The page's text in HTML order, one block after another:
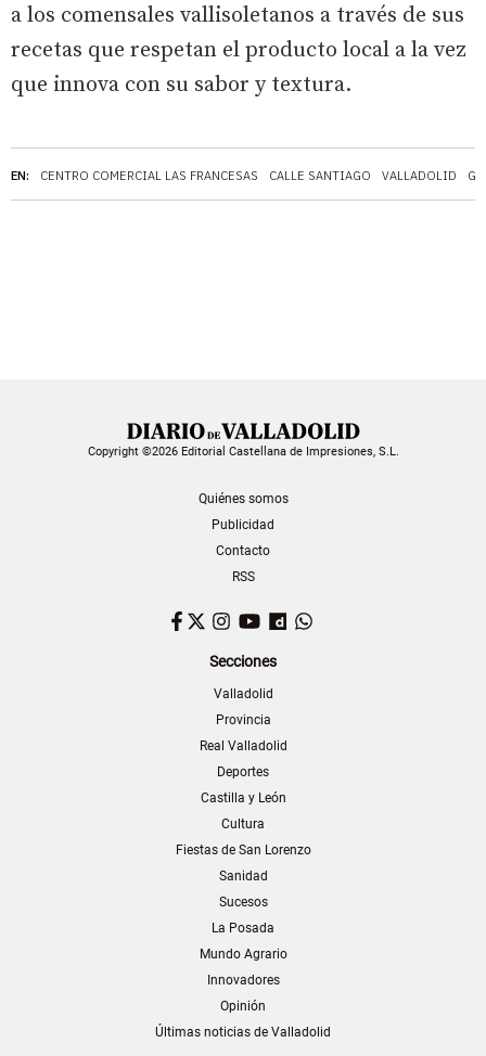
EN: CENTRO COMERCIAL LAS FRANCESAS CALLE SANTIAGO VALLADOLID
a los comensales vallisoletanos a través de sus
recetas que respetan el producto local a la vez
que innova con su sabor y textura.
Copyright ©2026 Editorial Castellana de Impresiones, S.L.
Quiénes somos
Publicidad
Contacto
RSS
Facebook
TwitterInstagram
YouTubeDailymotion
Secciones
Valladolid
Provincia
Real Valladolid
Deportes
Castilla y León
Cultura
Fiestas de San Lorenzo
Sanidad
Sucesos
La Posada
Mundo Agrario
Innovadores
Opinión
Últimas noticias de Valladolid